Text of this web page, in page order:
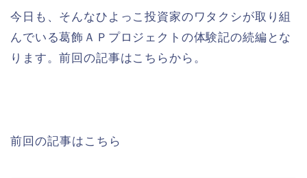
今日も、そんなひよっこ投資家のワタクシが取り組
んでいる葛飾ＡＰプロジェクトの体験記の続編とな
ります。前回の記事はこちらから。
前回の記事はこちら